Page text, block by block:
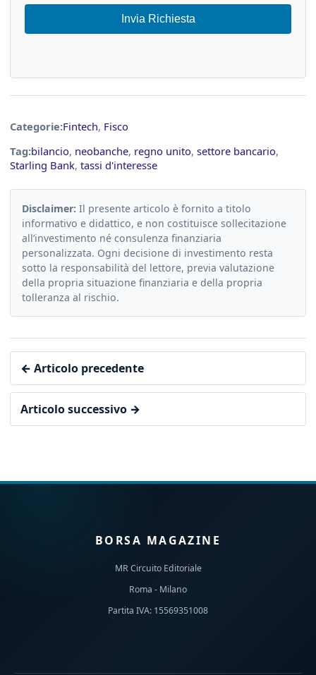
Invia Richiesta
Categorie:Fintech, Fisco
Tag:bilancio, neobanche, regno unito, settore bancario,
Starling Bank, tassi d'interesse
Disclaimer: Il presente articolo è fornito a titolo
informativo e didattico, e non costituisce sollecitazione
all’investimento né consulenza finanziaria
personalizzata. Ogni decisione di investimento resta
sotto la responsabilità del lettore, previa valutazione
della propria situazione finanziaria e della propria
tolleranza al rischio.
← Articolo precedente
Articolo successivo →
BORSA MAGAZINE
MR Circuito Editoriale
Roma - Milano
Partita IVA: 15569351008